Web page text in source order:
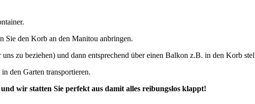
Sie den Korb an den Manitou anbringen.
zu beziehen) und dann entsprechend über einen Balkon z.B. in den Korb
den Garten transportieren.
wir statten Sie perfekt aus damit alles reibungslos klappt!